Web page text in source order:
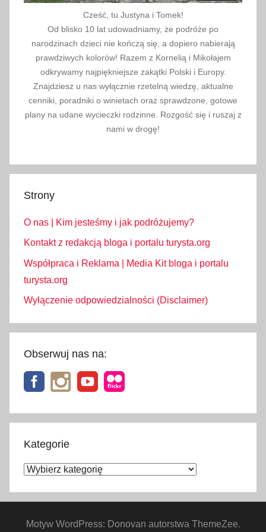
Cześć, tu Justyna i Tomek!
Od blisko 10 lat udowadniamy, że podróże po
narodzinach dzieci nie kończą się, a dopiero nabierają
prawdziwych kolorów! Razem z Kornelią i Mikołajem
odkrywamy najpiękniejsze zakątki Polski i Europy.
Znajdziesz u nas wyłącznie rzetelną wiedzę, aktualne
cenniki, poradniki o winietach oraz sprawdzone, gotowe
plany na udane wycieczki rodzinne. Rozgość się i ruszaj z
nami w drogę!
Strony
O nas | Kim jesteśmy i jak podróżujemy?
Kontakt z redakcją bloga i portalu turysta.org
Współpraca i Reklama | Media Kit bloga i portalu
turysta.org
Wyłączenie odpowiedzialności (Disclaimer)
Obserwuj nas na:
Kategorie
Kategorie
Motyw WordPress: Donovan autorstwa ThemeZee.